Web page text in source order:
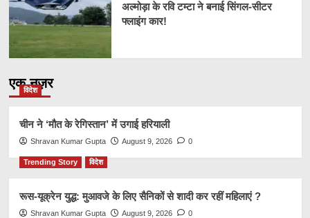
अल्मोड़ा के रवि टम्टा ने बनाई सिंगल-सीटर
फ्लाइंग कार!
एक नज़र
विदेश
चीन ने ‘मौत के रेगिस्तान’ में उगाई हरियाली
Shravan Kumar Gupta August 9, 2026 0
Trending Story विदेश
रूस-यूक्रेन युद्ध: मुआवजे के लिए सैनिकों से शादी कर रहीं महिलाएं ?
Shravan Kumar Gupta August 9, 2026 0